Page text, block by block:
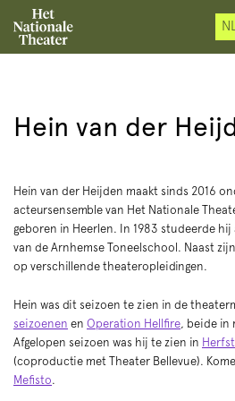
Hein van der
Hein van der Heijden maakt sinds 2016
acteursensemble van Het Nationale
geboren in Heerlen. In 1983 studeerde
van de Arnhemse Toneelschool. Naast
op verschillende theateropleidingen.
Hein was dit seizoen te zien in de
seizoenen en Operation Hellfire, beide in
Afgelopen seizoen was hij te zien in Herfst
(coproductie met Theater Bellevue).
Mefisto.